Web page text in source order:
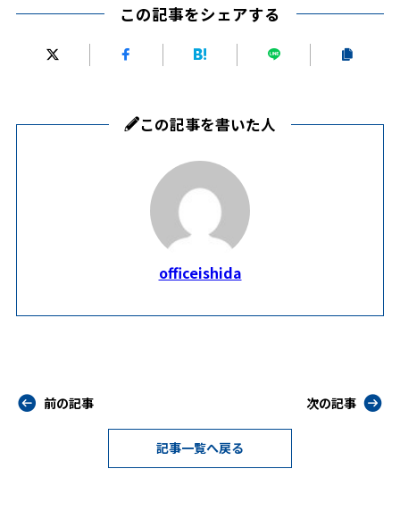
この記事をシェアする
この記事を書いた人
officeishida
前の記事
記事一覧へ戻る
次の記事